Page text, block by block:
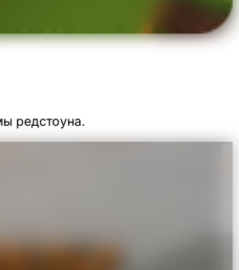
редстоуна.